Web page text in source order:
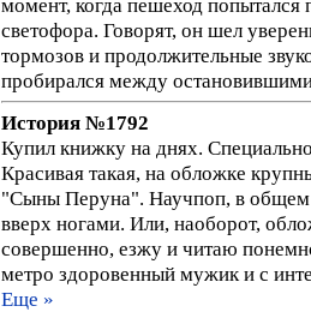
момент, когда пешеход
светофора. Говорят, он шел
тормозов и продолжительные
пробирался между
История №1792
Купил книжку на днях.
Красивая такая, на обложке
"Сыны Перуна". Научпоп, в общем.
вверх ногами. Или, наоборот,
совершенно, езжу и читаю
метро здоровенный мужик и с
Еще »